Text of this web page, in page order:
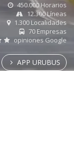
450.000 Horarios
12.300 Líneas
1.300 Localidades
70 Empresas
opiniones Google
APP URUBUS